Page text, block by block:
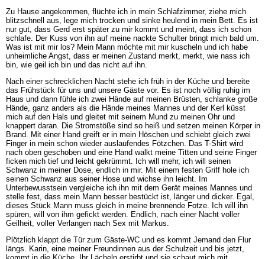
Zu Hause angekommen, flüchte ich in mein Schlafzimmer, ziehe mich
blitzschnell aus, lege mich trocken und sinke heulend in mein Bett. Es ist
nur gut, dass Gerd erst später zu mir kommt und meint, dass ich schon
schlafe. Der Kuss von ihn auf meine nackte Schulter bringt mich bald um.
Was ist mit mir los? Mein Mann möchte mit mir kuscheln und ich habe
unheimliche Angst, dass er meinen Zustand merkt, merkt, wie nass ich
bin, wie geil ich bin und das nicht auf ihn.
Nach einer schrecklichen Nacht stehe ich früh in der Küche und bereite
das Frühstück für uns und unsere Gäste vor. Es ist noch völlig ruhig im
Haus und dann fühle ich zwei Hände auf meinen Brüsten, schlanke große
Hände, ganz anders als die Hände meines Mannes und der Kerl küsst
mich auf den Hals und gleitet mit seinem Mund zu meinen Ohr und
knappert daran. Die Stromstöße sind so heiß und setzen meinen Körper in
Brand. Mit einer Hand greift er in mein Höschen und schiebt gleich zwei
Finger in mein schon wieder auslaufendes Fötzchen. Das T-Shirt wird
nach oben geschoben und eine Hand walkt meine Titten und seine Finger
ficken mich tief und leicht gekrümmt. Ich will mehr, ich will seinen
Schwanz in meiner Dose, endlich in mir. Mit einem festen Griff hole ich
seinen Schwanz aus seiner Hose und wichse ihn leicht. Im
Unterbewusstsein vergleiche ich ihn mit dem Gerät meines Mannes und
stelle fest, dass mein Mann besser bestückt ist, länger und dicker. Egal,
dieses Stück Mann muss gleich in meine brennende Fotze. Ich will ihn
spüren, will von ihm gefickt werden. Endlich, nach einer Nacht voller
Geilheit, voller Verlangen nach Sex mit Markus.
Plötzlich klappt die Tür zum Gäste-WC und es kommt Jemand den Flur
längs. Karin, eine meiner Freundinnen aus der Schulzeit und bis jetzt,